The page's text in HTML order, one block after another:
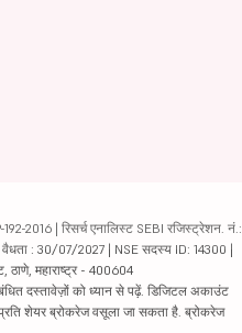
2016 | रिसर्च एनालिस्ट SEBI रजिस्ट्रेशन. नं.:
: 30/07/2027 | NSE सदस्य ID: 14300 |
महाराष्ट्र - 400604
दस्तावेज़ों को ध्यान से पढ़ें. डिजिटल अकाउंट
शेयर ब्रोकरेज वसूला जा सकता है. ब्रोकरेज